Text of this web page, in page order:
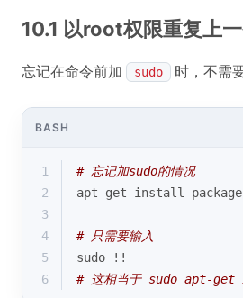
10.1 以root权限重复上
忘记在命令前加 sudo 时，不需
BASH
1
# 忘记加sudo的情况
2
apt-get install package
3
4
# 只需要输入
5
sudo !!
6
# 这相当于 sudo apt-